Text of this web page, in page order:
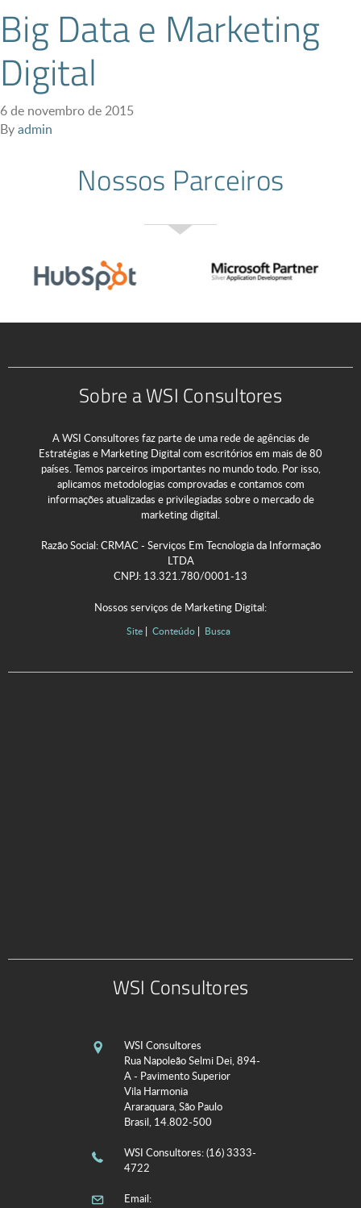
Big Data e Marketing
Digital
6 de novembro de 2015
Byadmin
Nossos Parceiros
Sobre a WSI Consultores
A WSI Consultores faz parte de uma rede de agências de
Estratégias e Marketing Digital com escritórios em mais de 80
países. Temos parceiros importantes no mundo todo. Por isso,
aplicamos metodologias comprovadas e contamos com
informações atualizadas e privilegiadas sobre o mercado de
marketing digital.
Razão Social: CRMAC - Serviços Em Tecnologia da Informação
LTDA
CNPJ: 13.321.780/0001-13
Nossos serviços de Marketing Digital:
Site Conteúdo Busca
WSI Consultores
WSI Consultores
Rua Napoleão Selmi Dei, 894-
A - Pavimento Superior
Vila Harmonia
Araraquara, São Paulo
Brasil, 14.802-500
WSI Consultores: (16) 3333-
4722
Email: